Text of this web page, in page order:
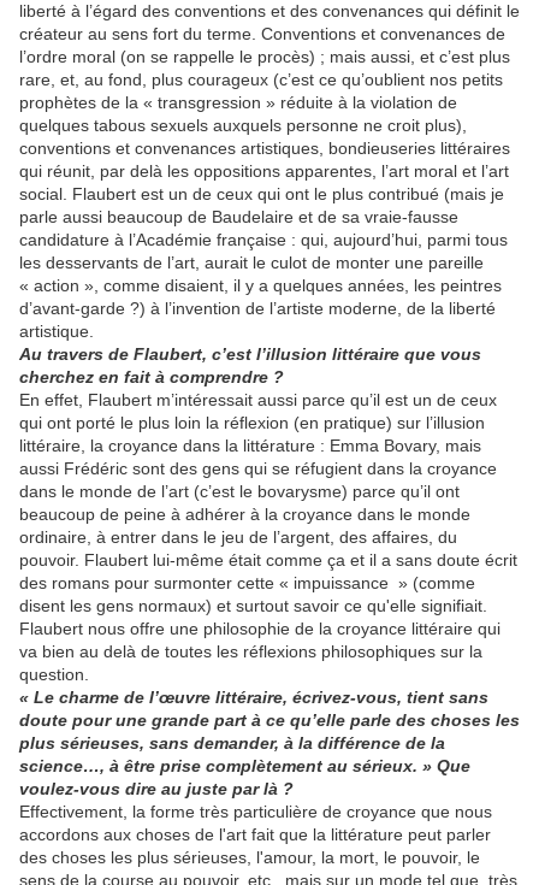
liberté à l’égard des conventions et des convenances qui définit le
créateur au sens fort du terme. Conventions et convenances de
l’ordre moral (on se rappelle le procès) ; mais aussi, et c’est plus
rare, et, au fond, plus courageux (c’est ce qu’oublient nos petits
prophètes de la « transgression » réduite à la violation de
quelques tabous sexuels auxquels personne ne croit plus),
conventions et convenances artistiques, bondieuseries littéraires
qui réunit, par delà les oppositions apparentes, l’art moral et l’art
social. Flaubert est un de ceux qui ont le plus contribué (mais je
parle aussi beaucoup de Baudelaire et de sa vraie-fausse
candidature à l’Académie française : qui, aujourd’hui, parmi tous
les desservants de l’art, aurait le culot de monter une pareille
« action », comme disaient, il y a quelques années, les peintres
d’avant-garde ?) à l’invention de l’artiste moderne, de la liberté
artistique.
Au travers de Flaubert, c’est l’illusion littéraire que vous
cherchez en fait à comprendre ?
En effet, Flaubert m’intéressait aussi parce qu’il est un de ceux
qui ont porté le plus loin la réflexion (en pratique) sur l’illusion
littéraire, la croyance dans la littérature : Emma Bovary, mais
aussi Frédéric sont des gens qui se réfugient dans la croyance
dans le monde de l’art (c’est le bovarysme) parce qu’il ont
beaucoup de peine à adhérer à la croyance dans le monde
ordinaire, à entrer dans le jeu de l’argent, des affaires, du
pouvoir. Flaubert lui-même était comme ça et il a sans doute écrit
des romans pour surmonter cette « impuissance » (comme
disent les gens normaux) et surtout savoir ce qu'elle signifiait.
Flaubert nous offre une philosophie de la croyance littéraire qui
va bien au delà de toutes les réflexions philosophiques sur la
question.
« Le charme de l’œuvre littéraire, écrivez-vous, tient sans
doute pour une grande part à ce qu’elle parle des choses les
plus sérieuses, sans demander, à la différence de la
science…, à être prise complètement au sérieux. » Que
voulez-vous dire au juste par là ?
Effectivement, la forme très particulière de croyance que nous
accordons aux choses de l'art fait que la littérature peut parler
des choses les plus sérieuses, l'amour, la mort, le pouvoir, le
sens de la course au pouvoir, etc., mais sur un mode tel que, très